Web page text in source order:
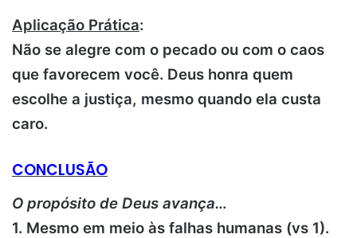
Aplicação Prática:
Não se alegre com o pecado ou com o caos
que favorecem você. Deus honra quem
escolhe a justiça, mesmo quando ela custa
caro.
CONCLUSÃO
O propósito de Deus avança…
1. Mesmo em meio às falhas humanas (vs 1).